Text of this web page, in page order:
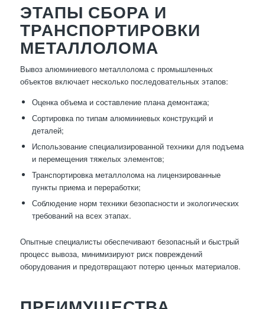
ЭТАПЫ СБОРА И
ТРАНСПОРТИРОВКИ
МЕТАЛЛОЛОМА
Вывоз алюминиевого металлолома с промышленных
объектов включает несколько последовательных этапов:
Оценка объема и составление плана демонтажа;
Сортировка по типам алюминиевых конструкций и
деталей;
Использование специализированной техники для подъема
и перемещения тяжелых элементов;
Транспортировка металлолома на лицензированные
пункты приема и переработки;
Соблюдение норм техники безопасности и экологических
требований на всех этапах.
Опытные специалисты обеспечивают безопасный и быстрый
процесс вывоза, минимизируют риск повреждений
оборудования и предотвращают потерю ценных материалов.